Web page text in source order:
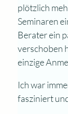
plötzlich
Seminaren
Berater ein
verschoben
einzige
Ich war
fasziniert